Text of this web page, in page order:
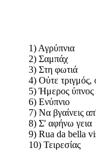
1) Αγρύπνια
2) Σαμπάχ
3) Στη φωτιά
4) Ούτε τριγμός,
5) Ήμερος ύπνος
6) Ενύπνιο
7) Να βγαίνεις
8) Σ' αφήνω γεια
9) Rua da bella
10) Τειρεσίας